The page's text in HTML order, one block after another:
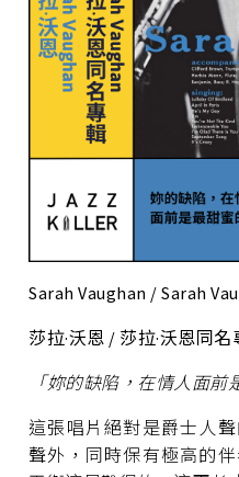
Sarah Vaughan / Sarah
莎拉·沃恩 / 莎拉·沃恩同名
「妳的缺陷，在情人面前
這張唱片絕對是爵士人
聲外，同時保有極高的